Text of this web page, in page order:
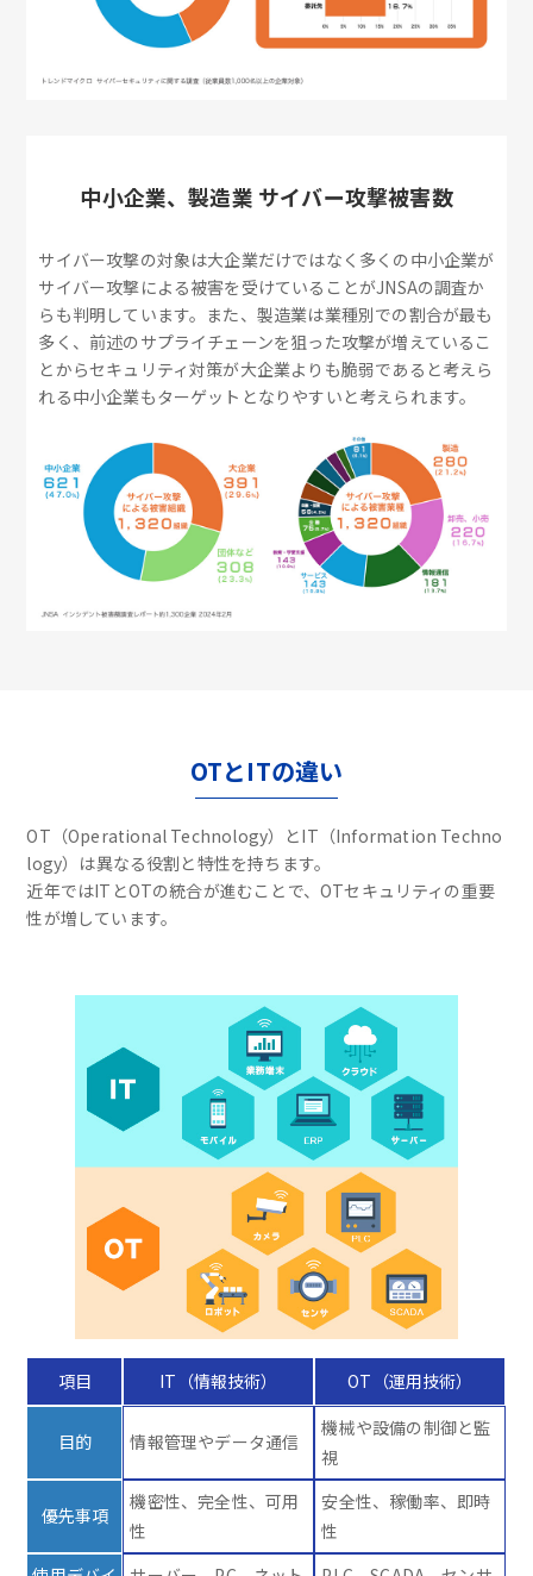
中小企業、製造業 サイバー攻撃被害数
サイバー攻撃の対象は大企業だけではなく多くの中小企業が
サイバー攻撃による被害を受けていることがJNSAの調査か
らも判明しています。また、製造業は業種別での割合が最も
多く、前述のサプライチェーンを狙った攻撃が増えているこ
とからセキュリティ対策が大企業よりも脆弱であると考えら
れる中小企業もターゲットとなりやすいと考えられます。
OTとITの違い
OT（Operational Technology）とIT（Information Techno
logy）は異なる役割と特性を持ちます。
近年ではITとOTの統合が進むことで、OTセキュリティの重要
性が増しています。
項目 IT（情報技術） OT（運用技術）
目的 情報管理やデータ通信
機械や設備の制御と監
視
優先事項
機密性、完全性、可用
性
安全性、稼働率、即時
性